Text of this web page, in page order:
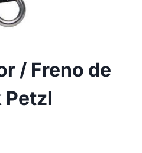
/ Freno de
Petzl